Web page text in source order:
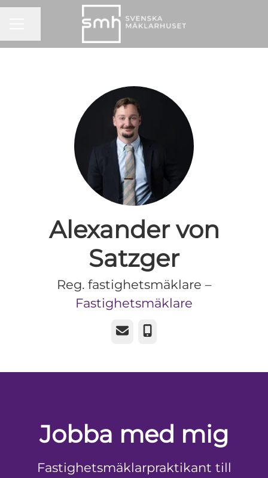
Alexander von
Satzger
Reg. fastighetsmäklare –
Fastighetsmäklare
E-postTelefon
Jobba med mig
Fastighetsmäklarpraktikant till